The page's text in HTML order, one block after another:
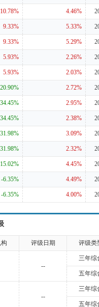
10.78% 4.46%
9.33% 5.33%
9.33% 5.29%
5.93% 2.26%
5.93% 2.03%
2.72%
2.95%
2.38%
3.09%
2.32%
4.45%
-6.35% 4.49%
-6.35% 4.00%
评级日期 评级类
--
三年综
五年综
--
三年综
五年综